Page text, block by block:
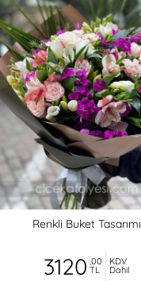
Renkli Buket Tasarımı
3120 ,00
TL
KDV
Dahil